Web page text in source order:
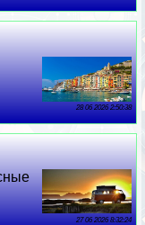
28 06 2026 2:50:38
27 06 2026 8:32:24